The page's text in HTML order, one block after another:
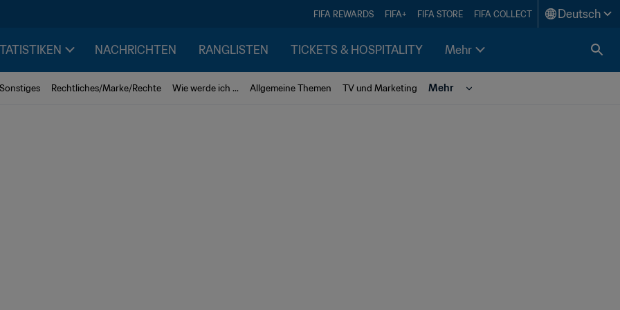
FIFA REWARDS FIFA+ FIFA STORE FIFA COLLECT Deutsch
NACHRICHTEN RANGLISTEN TICKETS & HOSPITALITY Mehr
Rechtliches/Marke/Rechte Wie werde ich ... Allgemeine Themen TV und Marketing Mehr